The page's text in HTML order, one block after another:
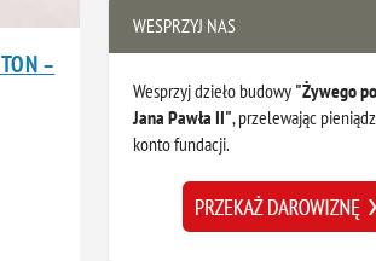
–
WESPRZYJ NAS
Wesprzyj dzieło budowy "Żywego
Jana Pawła II", przelewając
konto fundacji.